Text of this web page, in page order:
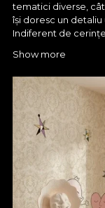
tematici diverse,
își doresc un
Indiferent de
conturat de
atenție la detalii,
fericirea celor ce
Show more